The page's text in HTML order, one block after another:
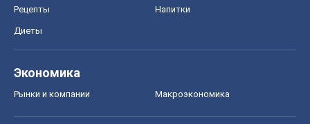
Рецепты Напитки
Диеты
Экономика
Рынки и компании Mакроэкономика